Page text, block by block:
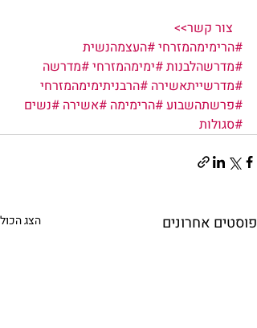
  צור קשר>>
#הרימימהמזרחי#העצמהנשית
#מדרשהלבנות#ימימהמזרחי#מדרשה
#מדרשייתאשירה #הרבניתימימהמזרחי
#פרשתהשבוע#הרימימה #אשירה #נשים
#סגולות
פוסטים אחרונים הצג הכול